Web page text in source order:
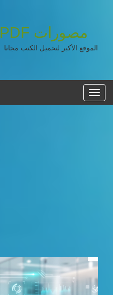
مصورات PDF
الموقع الأكبر لتحميل الكتب مجانا
القائمه
الرئيسية